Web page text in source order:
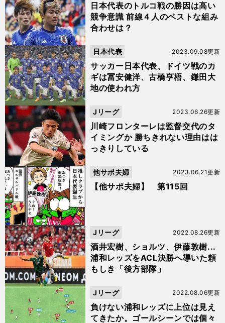
日本代表のトルコ戦の勝因は高い
競争意識 前線４人のベストな組み
合わせは？
サッカー日本代表、ドイツ戦のカ
ギは冨安健洋、古橋亨梧、鎌田大
地の使われ方
2023.09.08更新
日本代表
川崎フロンターレは監督交代のタ
イミングか 勝ちきれない理由はは
っきりしている
2023.06.26更新
Jリーグ
【他サポ夫婦】 第115回
2023.06.21更新
他サポ夫婦
酒井宏樹、ショルツ、伊藤敦樹...
浦和レッズをACL決勝へ導いた頼
もしき「後方部隊」
2022.08.26更新
Jリーグ
負けない浦和レッズに上位は見え
てきたか。ゴールシーンでは個々
2022.08.06更新
Jリーグ